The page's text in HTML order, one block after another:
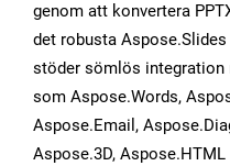
genom att konvertera
det robusta
stöder sömlös integration
som Aspose.Words,
Aspose.Email,
Aspose.3D,